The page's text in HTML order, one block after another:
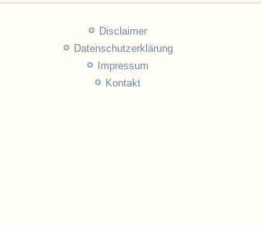
Disclaimer
Datenschutzerklärung
Impressum
Kontakt